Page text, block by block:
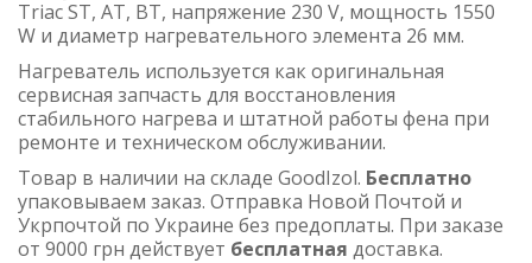
Triac ST, AT, BT, напряжение 230 V, мощность 1550
W и диаметр нагревательного элемента 26 мм.
Нагреватель используется как оригинальная
сервисная запчасть для восстановления
стабильного нагрева и штатной работы фена при
ремонте и техническом обслуживании.
Товар в наличии на складе GoodIzol. Бесплатно
упаковываем заказ. Отправка Новой Почтой и
Укрпочтой по Украине без предоплаты. При заказе
от 9000 грн действует бесплатная доставка.